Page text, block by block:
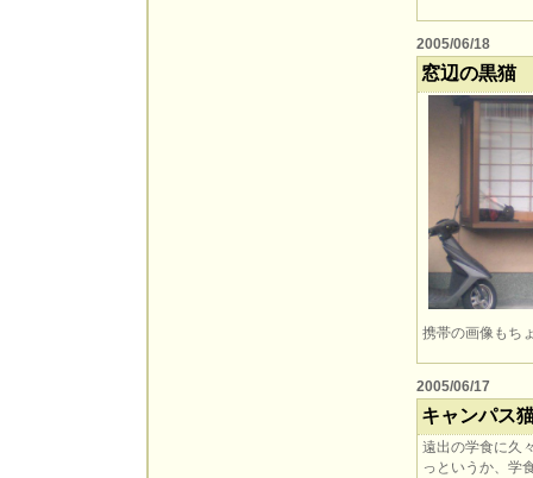
2005/06/18
窓辺の黒猫
携帯の画像もち
2005/06/17
キャンパス
遠出の学食に久
っというか、学